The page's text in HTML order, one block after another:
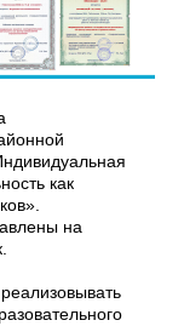
как
на